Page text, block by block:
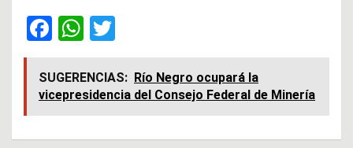
F
a
ce
b
W
h
at
s
wi
tt
er
SUGERENCIAS: Río Negro ocupará la
vicepresidencia del Consejo Federal de Minería